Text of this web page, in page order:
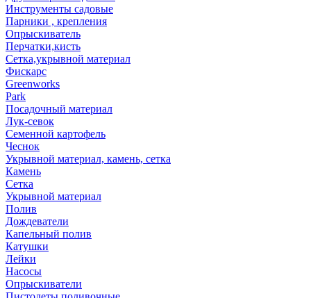
Инструменты садовые
Парники , крепления
Опрыскиватель
Перчатки,кисть
Сетка,укрывной материал
Фискарс
Greenworks
Park
Посадочный материал
Лук-севок
Семенной картофель
Чеснок
Укрывной материал, камень, сетка
Камень
Сетка
Укрывной материал
Полив
Дождеватели
Капельный полив
Катушки
Лейки
Насосы
Опрыскиватели